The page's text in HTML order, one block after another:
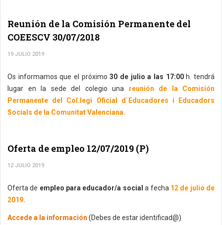
Reunión de la Comisión Permanente del
COEESCV 30/07/2018
19 JULIO 2019
Os informamos que el próximo 30 de julio a las 17:00 h. tendrá
lugar en la sede del colegio una reunión de la Comisión
Permanente del Col.legi Oficial d´Educadores i Educadors
Socials de la Comunitat Valenciana.
Oferta de empleo 12/07/2019 (P)
12 JULIO 2019
Oferta de empleo para educador/a social a fecha 12 de julio de
2019.
Accede a la información (Debes de estar identificad@)